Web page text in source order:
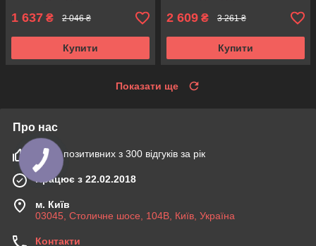
1 637 ₴ 2 046 ₴
Купити
2 609 ₴ 3 261 ₴
Купити
Показати ще
Про нас
100% позитивних з 300 відгуків за рік
Працює з 22.02.2018
м. Київ
03045, Столичне шосе, 104B, Київ, Україна
Контакти